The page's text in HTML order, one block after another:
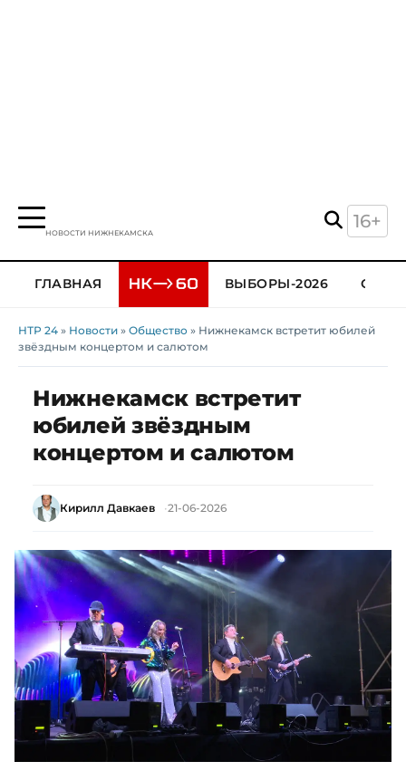
НОВОСТИ НИЖНЕКАМСКА
16+
ГЛАВНАЯ ВЫБОРЫ-2026
НТР 24 » Новости » Общество » Нижнекамск встретит юбилей
звёздным концертом и салютом
Нижнекамск встретит
юбилей звёздным
концертом и салютом
Кирилл Давкаев 21-06-2026